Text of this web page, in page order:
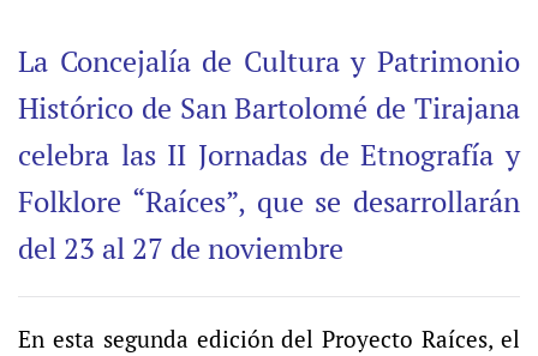
La Concejalía de Cultura y Patrimonio
Histórico de San Bartolomé de Tirajana
celebra las II Jornadas de Etnografía y
Folklore “Raíces”, que se desarrollarán
del 23 al 27 de noviembre
En esta segunda edición del Proyecto Raíces, el